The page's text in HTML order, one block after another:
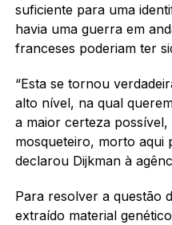
suficiente para uma
havia uma guerra em
franceses poderiam ter
“Esta se tornou
alto nível, na qual
a maior certeza
mosqueteiro, morto aqui
declarou Dijkman à
Para resolver a questão
extraído material